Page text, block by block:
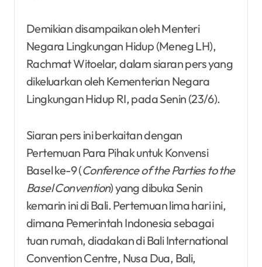
Demikian disampaikan oleh Menteri
Negara Lingkungan Hidup (Meneg LH),
Rachmat Witoelar, dalam siaran pers yang
dikeluarkan oleh Kementerian Negara
Lingkungan Hidup RI, pada Senin (23/6).
Siaran pers ini berkaitan dengan
Pertemuan Para Pihak untuk Konvensi
Basel ke-9 (Conference of the Parties to the
Basel Convention) yang dibuka Senin
kemarin ini di Bali. Pertemuan lima hari ini,
dimana Pemerintah Indonesia sebagai
tuan rumah, diadakan di Bali International
Convention Centre, Nusa Dua, Bali,